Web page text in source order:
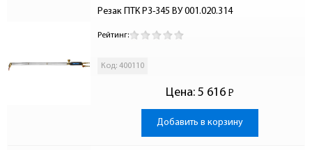
Резак ПТК Р3-345 ВУ 001.020.314
Рейтинг:
Код: 400110
Цена: 5 616 Р
-
Добавить в корзину